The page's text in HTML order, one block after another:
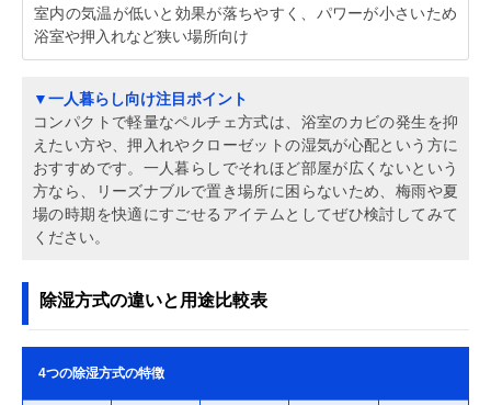
室内の気温が低いと効果が落ちやすく、パワーが小さいため
浴室や押入れなど狭い場所向け
▼一人暮らし向け注目ポイント
コンパクトで軽量なペルチェ方式は、浴室のカビの発生を抑
えたい方や、押入れやクローゼットの湿気が心配という方に
おすすめです。一人暮らしでそれほど部屋が広くないという
方なら、リーズナブルで置き場所に困らないため、梅雨や夏
場の時期を快適にすごせるアイテムとしてぜひ検討してみて
ください。
除湿方式の違いと用途比較表
4つの除湿方式の特徴